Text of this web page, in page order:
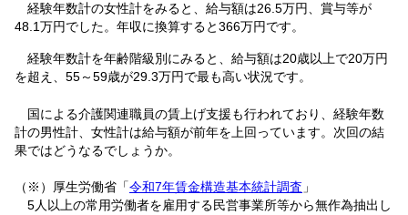
経験年数計の女性計をみると、給与額は26.5万円、賞与等が
48.1万円でした。年収に換算すると366万円です。
経験年数計を年齢階級別にみると、給与額は20歳以上で20万円
を超え、55～59歳が29.3万円で最も高い状況です。
国による介護関連職員の賃上げ支援も行われており、経験年数
計の男性計、女性計は給与額が前年を上回っています。次回の結
果ではどうなるでしょうか。
（※）厚生労働省「令和7年賃金構造基本統計調査 」
5人以上の常用労働者を雇用する民営事業所等から無作為抽出し